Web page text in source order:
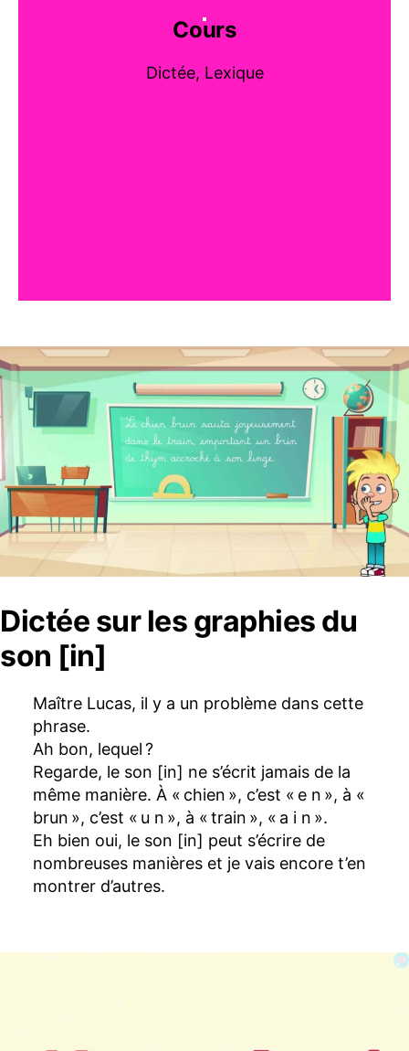
Cours
Dictée, Lexique
Dictée sur les graphies du
son [in]
Maître Lucas, il y a un problème dans cette
phrase.
Ah bon, lequel ?
Regarde, le son [in] ne s’écrit jamais de la
même manière. À « chien », c’est « e n », à «
brun », c’est « u n », à « train », « a i n ».
Eh bien oui, le son [in] peut s’écrire de
nombreuses manières et je vais encore t’en
montrer d’autres.